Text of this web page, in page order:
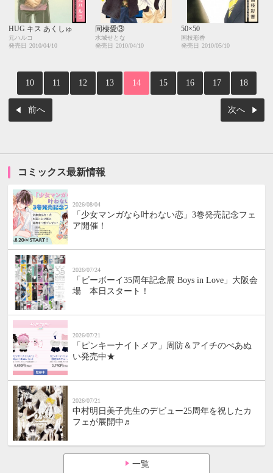
HUG キス あくしゅ
元ハルコ
発売日
2010/04/10
同棲愛③
水城せとな
発売日
2010/04/10
50×50
国枝彩香
発売日
2010/05/10
前へ
10 11 12 13 14 15 16 17 18
次へ
コミックス最新情報
2026/08/04
「少女マンガなら叶わない恋」3巻発売記念フェ
ア開催！
2026/07/24
「ビーボーイ35周年記念展 Boys in Love」大阪会
場 本日スタート！
2026/07/21
「ピンキーナイトメア」周防＆アイチのぺあぬ
い発売中★
2026/07/21
中村明日美子先生のデビュー25周年を祝したカ
フェが展開中♬
一覧